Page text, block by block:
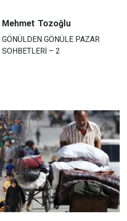
Mehmet Tozoğlu
GÖNÜLDEN GÖNÜLE PAZAR
SOHBETLERİ – 2